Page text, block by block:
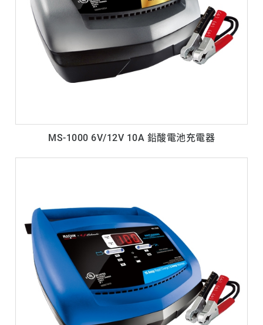
MS-1000 6V/12V 10A 鉛酸電池充電器